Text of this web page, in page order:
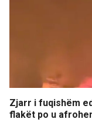
Zjarr i fuqishëm
flakët po u